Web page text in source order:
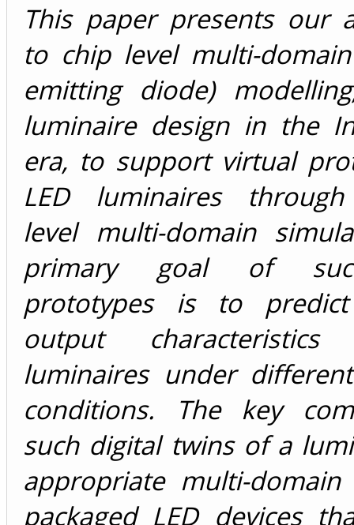
This paper presents our
to chip level multi-
emitting diode)
luminaire design in the
era, to support virtual
LED luminaires
level multi-domain
primary goal of
prototypes is to
output
luminaires under
conditions. The key
such digital twins of a
appropriate multi-
packaged LED devices